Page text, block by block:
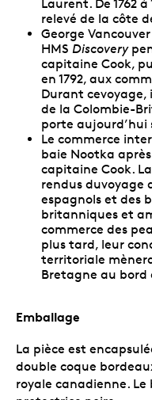
Laurent. De 1762
relevé de la côte
George
HMS Discovery
capitaine Cook,
en 1792, aux
Durant
de la Colombie-
porte aujourd’hui
Le commerce
baie Nootka
capitaine Cook.
rendus duvoyage
espagnols et des
britanniques et
commerce des
plus tard, leur
territoriale
Bretagne au bord
Emballage
La pièce est
double coque
royale canadienne.